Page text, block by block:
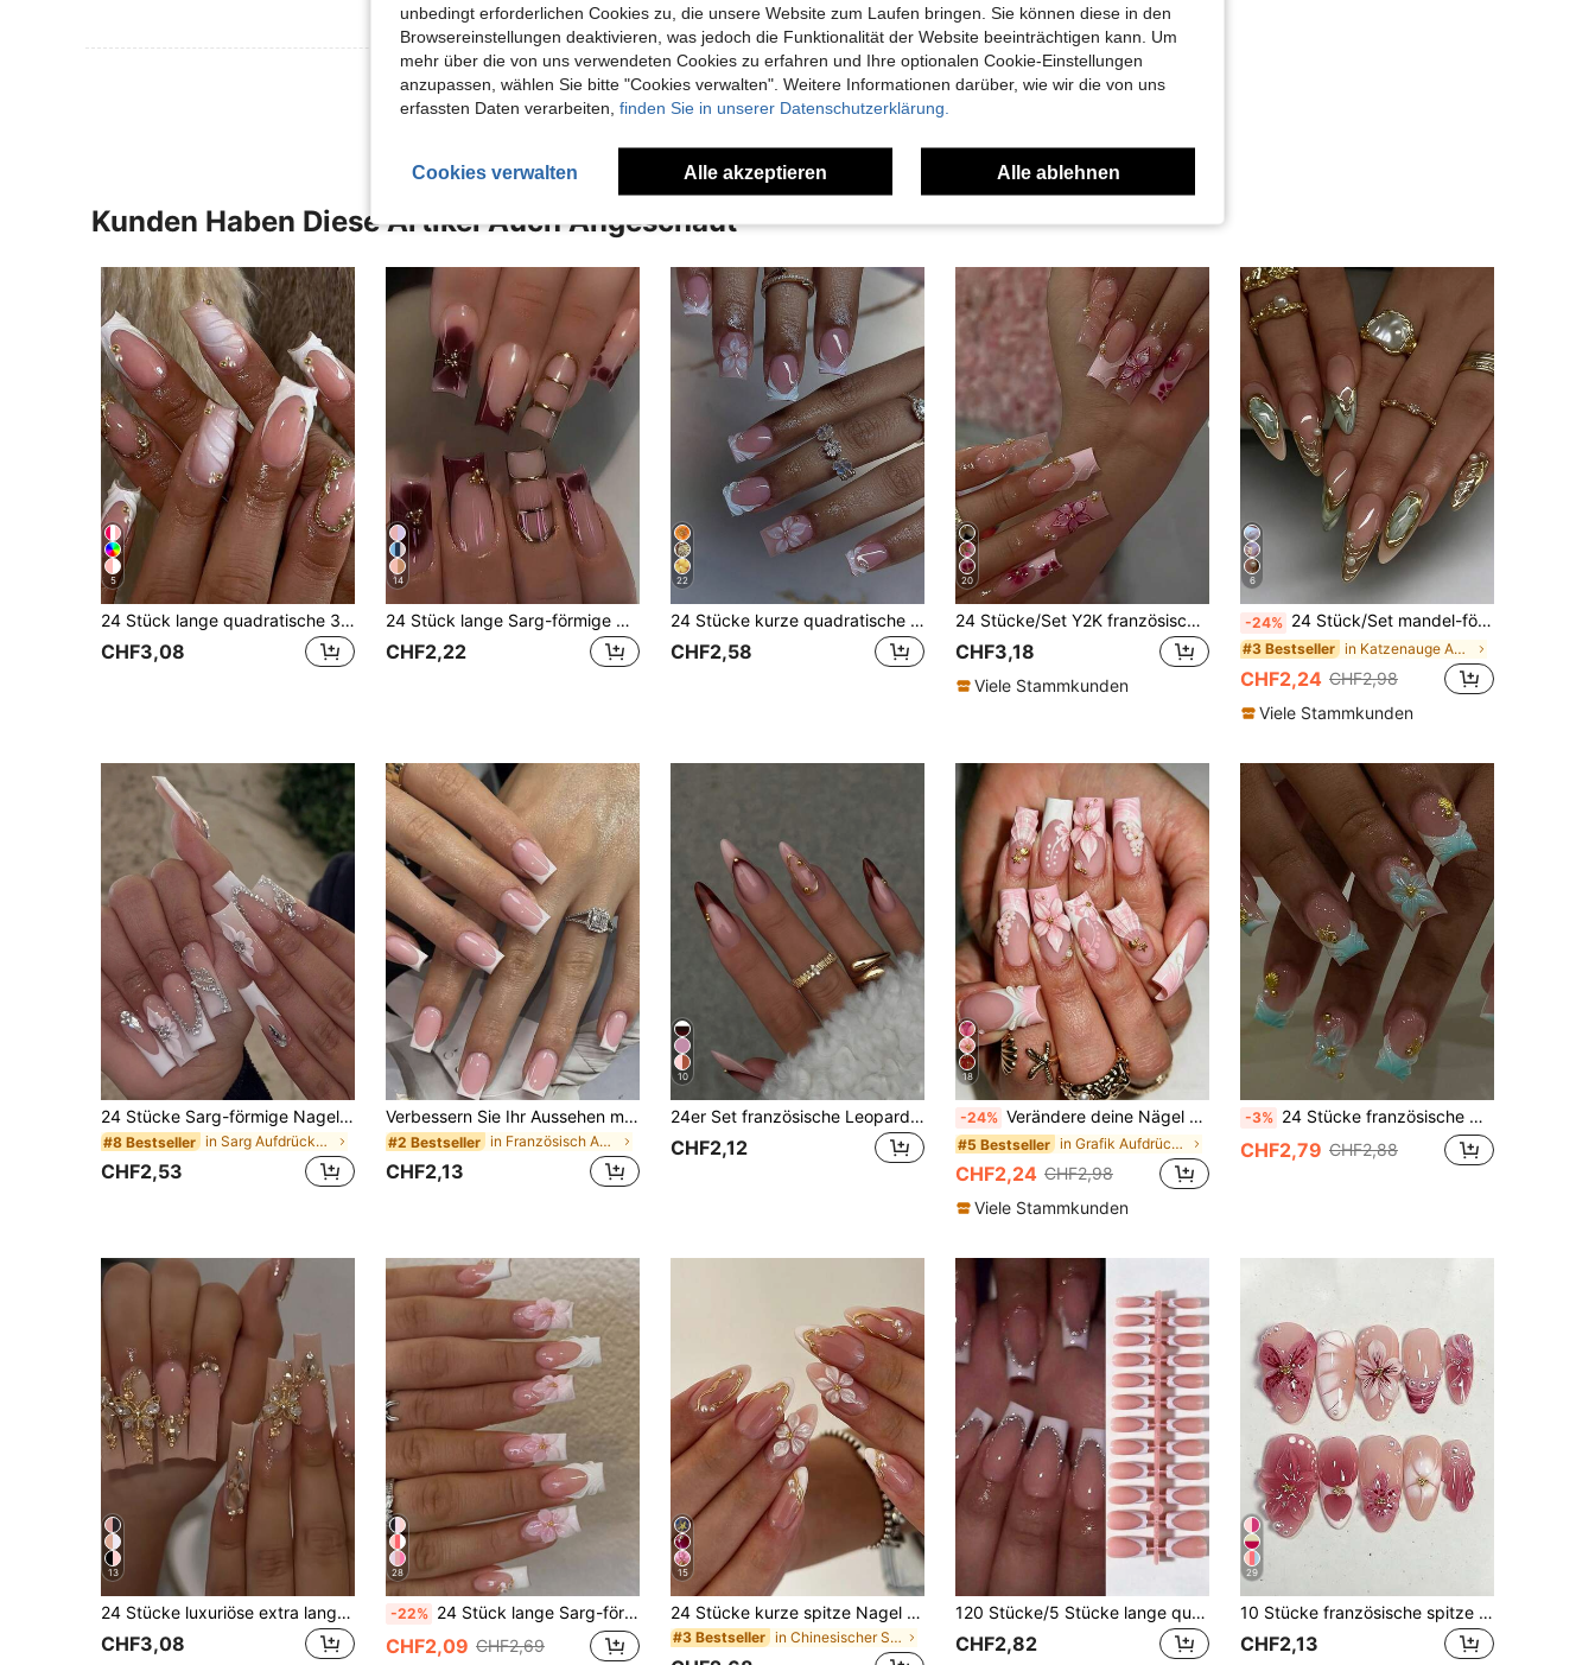
Hilfreich (7)
Mehr Bewertungen Ansehen
Kunden Haben Diese Artikel Auch Angeschaut
5
24 Stück lange quadratische 3D Gel Blumen Nagel Aufkleber mit Perlen Dekor, weiße French Press-On Acrylnägel, perfekte Passform. Set beinhaltet: 1 Flasche Gel und 1 Nagelfeile
CHF3,08
14
24 Stück lange Sarg-förmige Blumen Nagelaufkleber zum Aufwerten Ihres Modestils! Französische Nagelaufkleber, minimalistisch & einzigartig, wiederverwendbar. Set enthält 1 Stück Jelly Gel und 1 Stück Nagelfeile für Nägel
CHF2,22
22
24 Stücke kurze quadratische weiße französische Blumen Acryl Aufklebe-Nägel, süße verchromte Legierung Gel Maniküre Nagel Spitzen, Nagelkunst Zubehör Set (enthält: 1 Stück Gelee Gel, 1 Stück Nagelfeile), geeignet für Frauen für den täglichen Gebrauch, Dates, Partys
CHF2,58
20
24 Stücke/Set Y2K französische mittellange Nagelspitzen, süße 3D rosa Blumen & wellenförmiges Design mit goldenen Perlenakzenten, Aufklebe-Kunstnägel, geeignet für Mädchen & Frauen für den täglichen Gebrauch, Outdoor, Party Anlässe Nagelbedarf
CHF3,18
Viele Stammkunden
6
-24% 24 Stück/Set mandel-förmige asymmetrische goldene Katzenauge Pailletten Perlen Nagel-Aufkleber, beinhaltet 1 Stück Gel-Nagellack und 1 Stück Nagelfeile, geeignet für alle Damen/Mädchen für den täglichen Gebrauch, Feste, Hochzeiten, Partys, unverzichtbares Maniküre-Accessoire für Frühling/Sommer
#3 Bestseller in Katzenauge Aufdrückbare künstliche Nägel
CHF2,24 CHF2,98
Viele Stammkunden
24 Stücke Sarg-förmige Nagel Aufkleber, französisch, floral, Schmetterling Dekor, Strass Glitzer Designs, inklusive 1 Flasche Nagelleim und 1 Nagelfeile, Nagelkunst Zubehör
#8 Bestseller in Sarg Aufdrückbare künstliche Nägel
CHF2,53
Verbessern Sie Ihr Aussehen mit 30 Stücke kurzen quadratischen weißen französischen vollständig abgedeckten Nägeln, geeignet für Frauen und Mädchen, Aufklebe-Nägel, mittellange quadratische Kunst Nagel, Nagelbedarf
#2 Bestseller in Französisch Aufdrücken der Nägel
CHF2,13
10
24er Set französische Leopardenmuster Acryl Press-On Nägel, spitze Form, Y2K Pink/Braun 3D künstliche Nägel mit Gold/Goldperlen-Accessoires, geeignet für Nagelstudio, Nagelbedarf für Mädchen und Frauen, tägliches Tragen, Feiertagsparty und Neujahrsgeschenk
CHF2,12
18
-24% Verändere deine Nägel mit 24 Stücken/Set Y2K süßem coolem Stil Sommer frisches Rosa & Weiß Farbverlauf wellige French 3D Blumen Seestern Muschel Dekor mittel lange Press-On Nägel, perfekt für Mädchen und Frauen zum täglichen Tragen, Sommerstrand und Schulanfang essenzielle künstliche Nägel
#5 Bestseller in Grafik Aufdrückbare künstliche Nägel
CHF2,24 CHF2,98
Viele Stammkunden
-3% 24 Stücke französische weiße blaue Farbverlauf Press-On Nägel, künstliche Nägel mit 3D-Blumen, mittelgroße quadratische Form, Nagelkunst-Maniküre-Set inklusive 1 Blatt Klebestreifen und 1 Stück Nagelfeile, geeignet für den täglichen Gebrauch
CHF2,79 CHF2,88
13
24 Stücke luxuriöse extra lange rechteckige Nagel Sticker, dekoriert mit 3D goldenen Schmetterlingen & Strass Mustern, champagnerfarbene warme Töne, Vollabdeckung, geeignet für Frauen, Mädchen, Partys, Tanzen, einfach anzubringen und zu entfernen Nagelpflege
CHF3,08
28
-22% 24 Stück lange Sarg-förmige 3D Gel Nagel Set, dekoriert mit Blumen und Perlen, weiße French Maniküre, geeignet für langanhaltende, Sommer- und French Nagelkunst, geeignet für tägliche Arbeit, Partys und andere Anlässe von Frauen
CHF2,09 CHF2,69
15
24 Stücke kurze spitze Nagel Aufkleber, goldene Linie französisch weiße Blume Perle süße Nagel Aufkleber Set (enthält 1 Stück Gelee Gel und 1 Stück Nagelfeile), geeignet für Damen Alltag, Date, Party Nägel Nagelpflege
#3 Bestseller in Chinesischer Stil Aufdrückbare künstliche Nägel
120 Stücke/5 Stücke lange quadratische weiße Französisch Glitzer Design Aufklebe-Nägel, perfekt passende Kunstnägel, mit 1 Gelee Gel und 1 Nagelfeile, weiße Französisch Nägel geeignet für Frauen Partys, Proms, täglichen Casual Wear
CHF2,82
29
10 Stücke französische spitze Acryl-Press-On-Nägel, mittlere Mandelform, Farbverlauf 3D Blumen-Wasserwellen-Strass-Design, Y2K-Mode-Frische-Stil, glänzende Vollabdeckung Kunstnägel für Frauen und Mädchen zum täglichen Tragen
CHF2,13
unbedingt erforderlichen Cookies zu, die unsere Website zum Laufen bringen. Sie können diese in den
Browsereinstellungen deaktivieren, was jedoch die Funktionalität der Website beeinträchtigen kann. Um
mehr über die von uns verwendeten Cookies zu erfahren und Ihre optionalen Cookie-Einstellungen
anzupassen, wählen Sie bitte "Cookies verwalten". Weitere Informationen darüber, wie wir die von uns
erfassten Daten verarbeiten, finden Sie in unserer Datenschutzerklärung.
Cookies verwalten Alle akzeptieren Alle ablehnen